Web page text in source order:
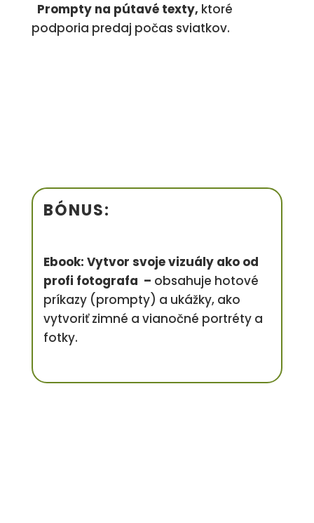
Prompty na pútavé texty, ktoré
podporia predaj počas sviatkov.
BÓNUS:
Ebook: Vytvor svoje vizuály ako od
profi fotografa – obsahuje hotové
príkazy (prompty) a ukážky, ako
vytvoriť zimné a vianočné portréty a
fotky.